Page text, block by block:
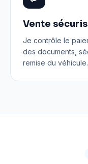
Vente
Je contrôle le
des documents,
remise du véhicule.